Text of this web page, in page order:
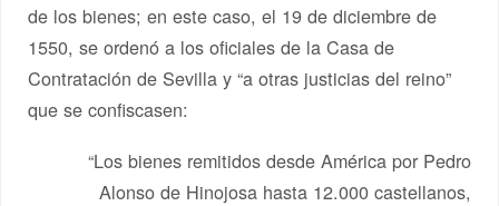
de los bienes; en este caso, el 19 de diciembre de
1550, se ordenó a los oficiales de la Casa de
Contratación de Sevilla y “a otras justicias del reino”
que se confiscasen:
“Los bienes remitidos desde América por Pedro
Alonso de Hinojosa hasta 12.000 castellanos,